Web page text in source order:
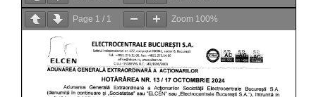
Page 1 / 1 Zoom 100%